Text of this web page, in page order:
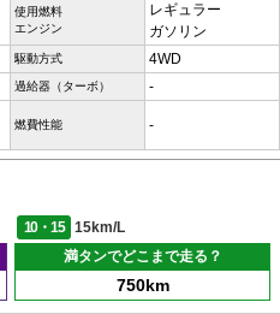
使用燃料
エンジン
レギュラー
ガソリン
駆動方式 4WD
過給器（ターボ） -
燃費性能 -
10・15
15km/L
満タンでどこまで走る？
750km